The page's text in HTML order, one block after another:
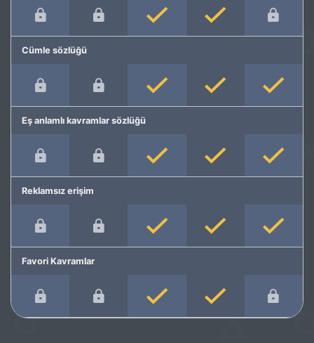
Cümle sözlüğü
Eş anlamlı kavramlar sözlüğü
Reklamsız erişim
Favori Kavramlar